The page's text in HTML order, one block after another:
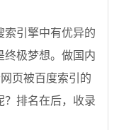
索引擎中有优异的
终极梦想。做国内
页被百度索引的
？排名在后，收录